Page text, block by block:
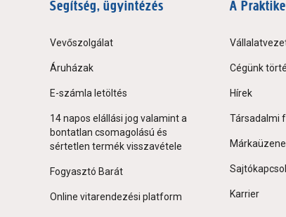
Segítség, ügyintézés
Vevőszolgálat
Áruházak
E-számla letöltés
14 napos elállási jog valamint a
bontatlan csomagolású és
sértetlen termék visszavétele
Fogyasztó Barát
Online vitarendezési platform
A
Cégünk
Hírek
Társadalmi
Karrier